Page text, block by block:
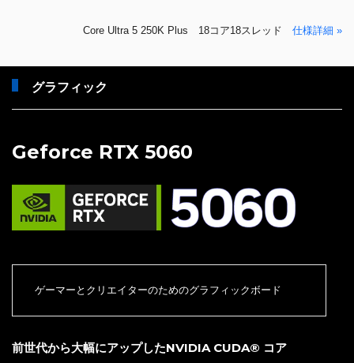
Core Ultra 5 250K Plus 18コア18スレッド 仕様詳細 »
グラフィック
Geforce RTX 5060
ゲーマーとクリエイターのためのグラフィックボード
前世代から大幅にアップしたNVIDIA CUDA® コア